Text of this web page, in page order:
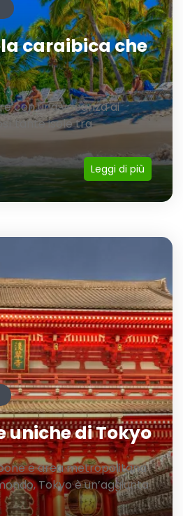
caraibica che
con una vacanza ai
tante isole tra
Leggi di più
uniche di Tokyo
e area metropolitana
Tokyo è un’aggiunta